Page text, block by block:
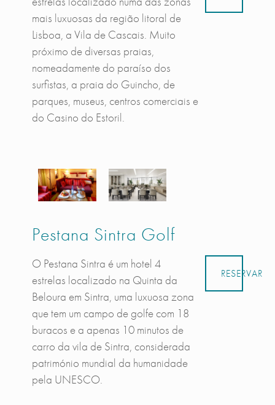
mais luxuosas da região litoral de
Lisboa, a Vila de Cascais. Muito
próximo de diversas praias,
nomeadamente do paraíso dos
surfistas, a praia do Guincho, de
parques, museus, centros comerciais e
do Casino do Estoril.
Pestana Sintra Golf
O Pestana Sintra é um hotel 4
estrelas localizado na Quinta da
Beloura em Sintra, uma luxuosa zona
que tem um campo de golfe com 18
buracos e a apenas 10 minutos de
carro da vila de Sintra, considerada
património mundial da humanidade
pela UNESCO.
RESERVAR